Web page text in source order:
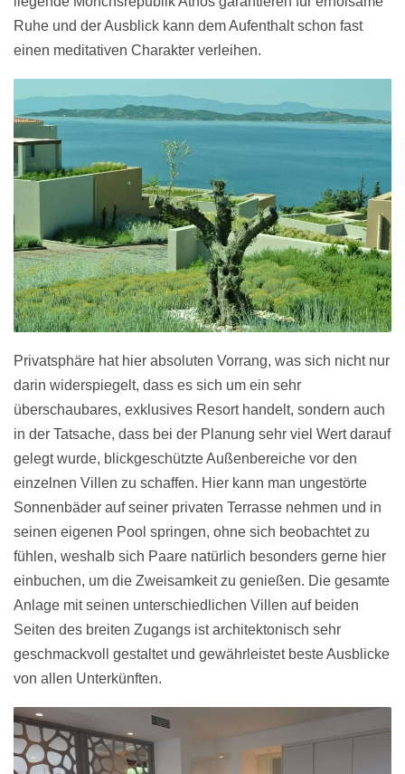
Ruhe und der Ausblick kann dem Aufenthalt schon fast
einen meditativen Charakter verleihen.
Privatsphäre hat hier absoluten Vorrang, was sich nicht nur
darin widerspiegelt, dass es sich um ein sehr
überschaubares, exklusives Resort handelt, sondern auch
in der Tatsache, dass bei der Planung sehr viel Wert darauf
gelegt wurde, blickgeschützte Außenbereiche vor den
einzelnen Villen zu schaffen. Hier kann man ungestörte
Sonnenbäder auf seiner privaten Terrasse nehmen und in
seinen eigenen Pool springen, ohne sich beobachtet zu
fühlen, weshalb sich Paare natürlich besonders gerne hier
einbuchen, um die Zweisamkeit zu genießen. Die gesamte
Anlage mit seinen unterschiedlichen Villen auf beiden
Seiten des breiten Zugangs ist architektonisch sehr
geschmackvoll gestaltet und gewährleistet beste Ausblicke
von allen Unterkünften.